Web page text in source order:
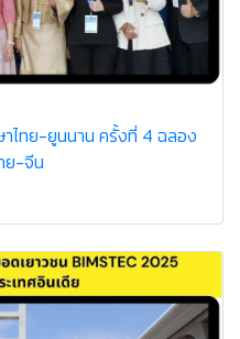
ไทย-ยูนนาน ครั้งที่ 4 ฉลอง
ย-จีน